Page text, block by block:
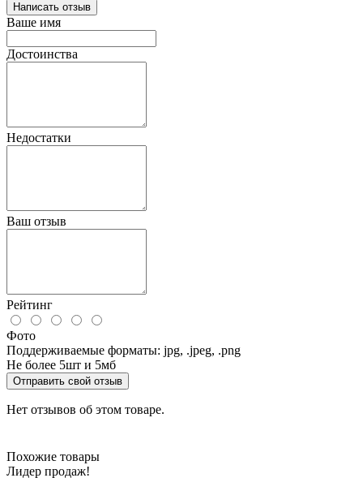
Написать отзыв
Ваше имя
Достоинства
Недостатки
Ваш отзыв
Рейтинг
Фото
Поддерживаемые форматы: jpg, .jpeg, .png
Не более 5шт и 5мб
Отправить свой отзыв
Нет отзывов об этом товаре.
Похожие товары
Лидер продаж!